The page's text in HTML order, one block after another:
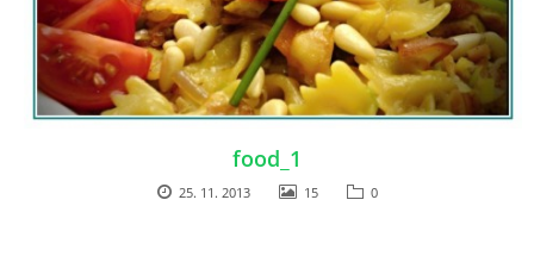
© 2026 eStránky.cz
food_1
25. 11. 2013 15 0